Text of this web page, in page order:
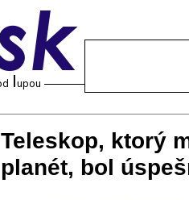
Teleskop, ktorý
planét, bol